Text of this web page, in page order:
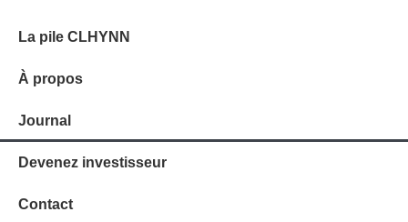
La pile CLHYNN
À propos
Journal
Devenez investisseur
Contact